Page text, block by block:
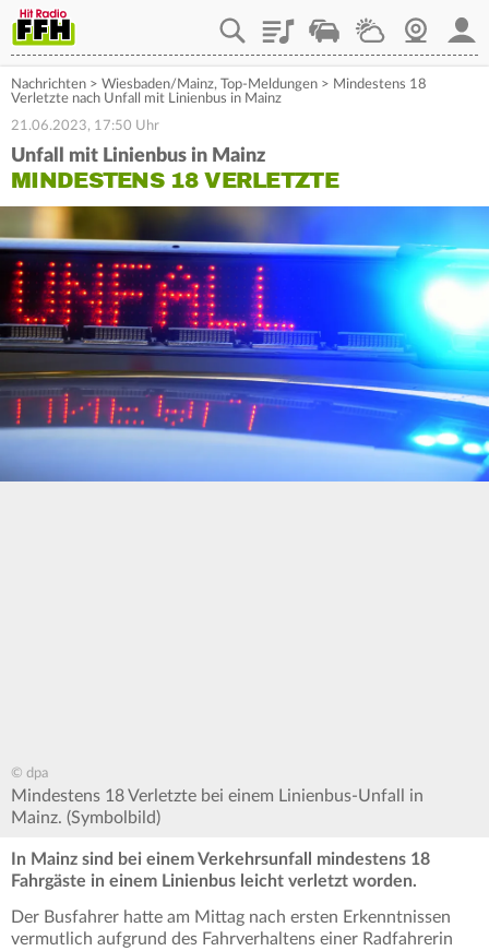
PlaylistStaupilotWetterWebcam
Nachrichten > Wiesbaden/Mainz, Top-Meldungen > Mindestens 18
Verletzte nach Unfall mit Linienbus in Mainz
21.06.2023, 17:50 Uhr
Unfall mit Linienbus in Mainz
MINDESTENS 18 VERLETZTE
© dpa
Mindestens 18 Verletzte bei einem Linienbus-Unfall in
Mainz. (Symbolbild)
In Mainz sind bei einem Verkehrsunfall mindestens 18
Fahrgäste in einem Linienbus leicht verletzt worden.
Der Busfahrer hatte am Mittag nach ersten Erkenntnissen
vermutlich aufgrund des Fahrverhaltens einer Radfahrerin